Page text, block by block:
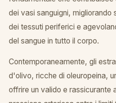
dei vasi sanguigni, migliorando
dei tessuti periferici e
del sangue in tutto il corpo.
Contemporaneamente, gli
d'olivo, ricche di oleuropeina,
offrire un valido e rassicurante